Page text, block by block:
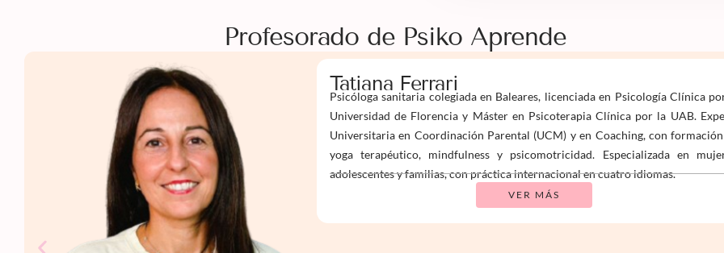
Profesorado de Psiko Aprende
Tatiana Ferrari
Psicóloga sanitaria colegiada en Baleares, licenciada en Psicología Clínica
Universidad de Florencia y Máster en Psicoterapia Clínica por la UAB.
Universitaria en Coordinación Parental (UCM) y en Coaching, con
yoga terapéutico, mindfulness y psicomotricidad. Especializada en
adolescentes y familias, con práctica internacional en cuatro idiomas.
VER MÁS